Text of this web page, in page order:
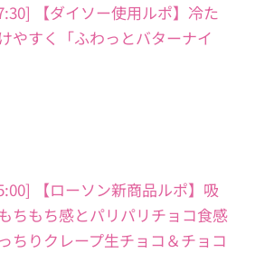
【ダイソー使用ルポ】冷た
やすく「ふわっとバターナイ
【ローソン新商品ルポ】吸
ちもち感とパリパリチョコ食感
ちりクレープ生チョコ＆チョコ